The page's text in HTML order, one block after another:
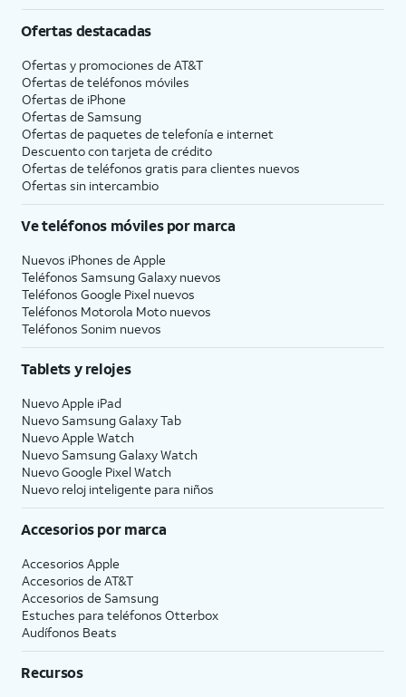
Ofertas destacadas
Ofertas y promociones de AT&T
Ofertas de teléfonos móviles
Ofertas de iPhone
Ofertas de Samsung
Ofertas de paquetes de telefonía e internet
Descuento con tarjeta de crédito
Ofertas de teléfonos gratis para clientes nuevos
Ofertas sin intercambio
Ve teléfonos móviles por marca
Nuevos iPhones de Apple
Teléfonos Samsung Galaxy nuevos
Teléfonos Google Pixel nuevos
Teléfonos Motorola Moto nuevos
Teléfonos Sonim nuevos
Tablets y relojes
Nuevo Apple iPad
Nuevo Samsung Galaxy Tab
Nuevo Apple Watch
Nuevo Samsung Galaxy Watch
Nuevo Google Pixel Watch
Nuevo reloj inteligente para niños
Accesorios por marca
Accesorios Apple
Accesorios de AT&T
Accesorios de Samsung
Estuches para teléfonos Otterbox
Audífonos Beats
Recursos